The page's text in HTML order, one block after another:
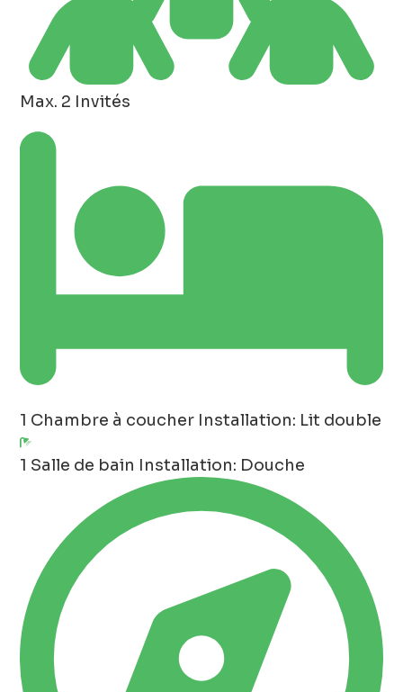
Max. 2 Invités
1 Chambre à coucher Installation: Lit double
1 Salle de bain Installation: Douche